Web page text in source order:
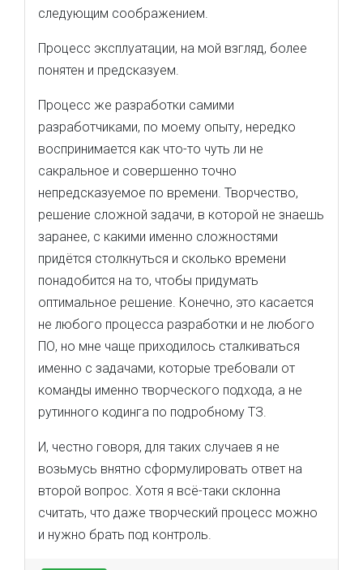
следующим соображением.
Процесс эксплуатации, на мой взгляд, более
понятен и предсказуем.
Процесс же разработки самими
разработчиками, по моему опыту, нередко
воспринимается как что-то чуть ли не
сакральное и совершенно точно
непредсказуемое по времени. Творчество,
решение сложной задачи, в которой не знаешь
заранее, с какими именно сложностями
придётся столкнуться и сколько времени
понадобится на то, чтобы придумать
оптимальное решение. Конечно, это касается
не любого процесса разработки и не любого
ПО, но мне чаще приходилось сталкиваться
именно с задачами, которые требовали от
команды именно творческого подхода, а не
рутинного кодинга по подробному ТЗ.
И, честно говоря, для таких случаев я не
возьмусь внятно сформулировать ответ на
второй вопрос. Хотя я всё-таки склонна
считать, что даже творческий процесс можно
и нужно брать под контроль.